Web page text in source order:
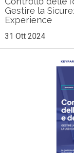
Gestire la
Experience
31 Ott 2024